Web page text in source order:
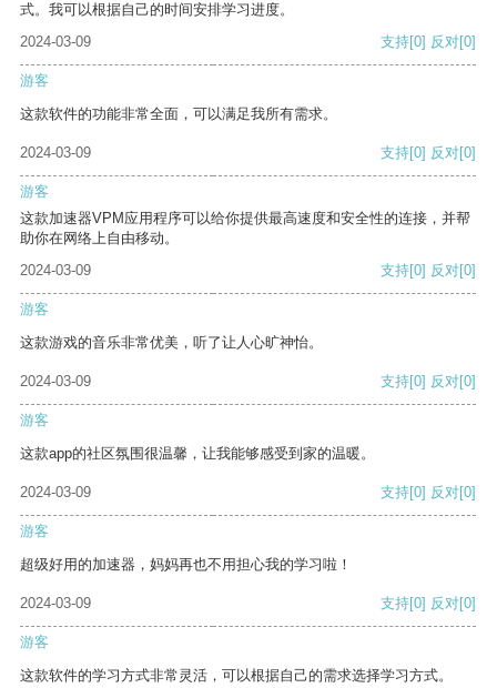
式。我可以根据自己的时间安排学习进度。
2024-03-09
支持[0] 反对[0]
游客
这款软件的功能非常全面，可以满足我所有需求。
2024-03-09 支持[0] 反对[0]
游客
这款加速器VPM应用程序可以给你提供最高速度和安全性的连接，并帮
助你在网络上自由移动。
2024-03-09
支持[0] 反对[0]
游客
这款游戏的音乐非常优美，听了让人心旷神怡。
2024-03-09 支持[0] 反对[0]
游客
这款app的社区氛围很温馨，让我能够感受到家的温暖。
2024-03-09 支持[0] 反对[0]
游客
超级好用的加速器，妈妈再也不用担心我的学习啦！
2024-03-09 支持[0] 反对[0]
游客
这款软件的学习方式非常灵活，可以根据自己的需求选择学习方式。